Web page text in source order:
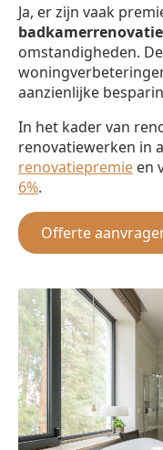
Ja, er zijn vaak
badkamerrenovatie
omstandigheden.
aanzienlijke
In het kader van
renovatiewerken in
renovatiepremie en
6%.
Offerte